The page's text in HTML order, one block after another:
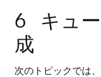
6
キュ
成
次のトピックでは